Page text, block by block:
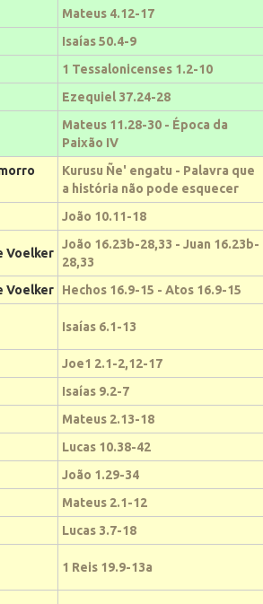
Mateus 4.12-17
Isaías 50.4-9
1 Tessalonicenses 1.2-10
Ezequiel 37.24-28
Mateus 11.28-30 - Época da
Paixão IV
Kurusu Ñe' engatu - Palavra que
a história não pode esquecer
João 10.11-18
Voelker
João 16.23b-28,33 - Juan 16.23b-
28,33
Voelker
Hechos 16.9-15 - Atos 16.9-15
Isaías 6.1-13
Joe1 2.1-2,12-17
Isaías 9.2-7
Mateus 2.13-18
Lucas 10.38-42
João 1.29-34
Mateus 2.1-12
Lucas 3.7-18
1 Reis 19.9-13a